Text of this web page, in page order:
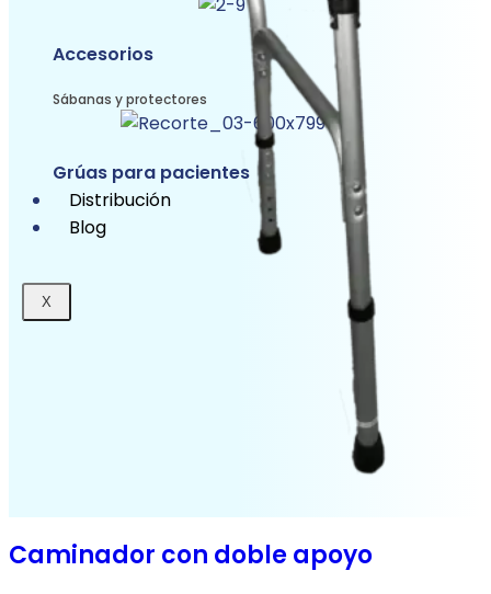
Accesorios
Sábanas y protectores
Grúas para pacientes
Distribución
Blog
X
Caminador con doble apoyo